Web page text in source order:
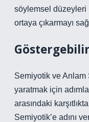
söylemsel düzeyleri
ortaya çıkarmayı
Semiyotik ve Anlam
yaratmak için
arasındaki
Semiyotik’e adını